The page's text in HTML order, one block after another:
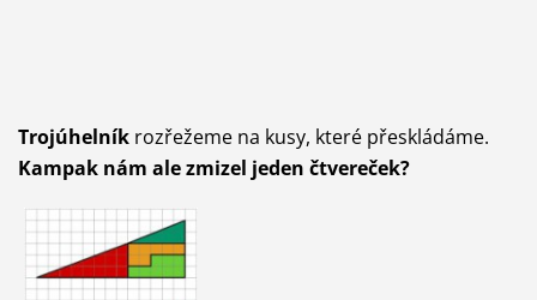
Trojúhelníkrozřežeme na kusy, které přeskládáme.
Kampak nám ale zmizel jeden čtvereček?